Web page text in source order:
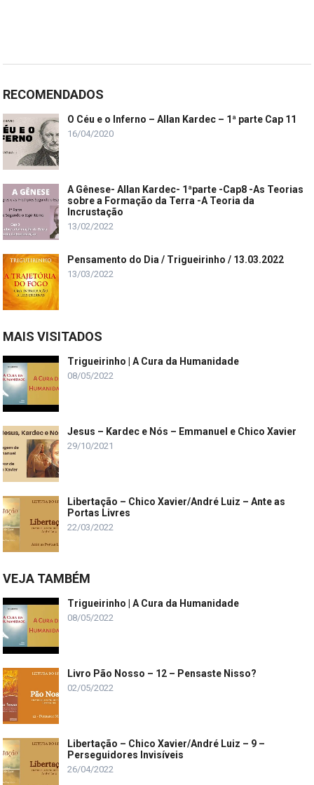
RECOMENDADOS
O Céu e o Inferno – Allan Kardec – 1ª parte Cap 11
16/04/2020
A Gênese- Allan Kardec- 1ªparte -Cap8 -As Teorias
sobre a Formação da Terra -A Teoria da
Incrustação
13/02/2022
Pensamento do Dia / Trigueirinho / 13.03.2022
13/03/2022
MAIS VISITADOS
Trigueirinho | A Cura da Humanidade
08/05/2022
Jesus – Kardec e Nós – Emmanuel e Chico Xavier
29/10/2021
Libertação – Chico Xavier/André Luiz – Ante as
Portas Livres
22/03/2022
VEJA TAMBÉM
Trigueirinho | A Cura da Humanidade
08/05/2022
Livro Pão Nosso – 12 – Pensaste Nisso?
02/05/2022
Libertação – Chico Xavier/André Luiz – 9 –
Perseguidores Invisíveis
26/04/2022